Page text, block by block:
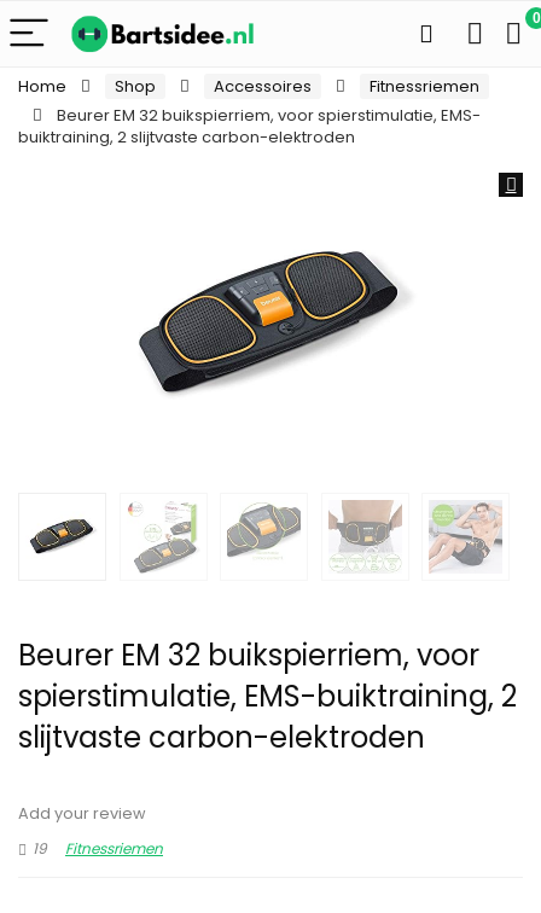
0
Home Shop Accessoires
Fitnessriemen
Beurer EM 32 buikspierriem, voor spierstimulatie, EMS-
buiktraining, 2 slijtvaste carbon-elektroden
Beurer EM 32 buikspierriem, voor
spierstimulatie, EMS-buiktraining, 2
slijtvaste carbon-elektroden
Add your review
19
Fitnessriemen